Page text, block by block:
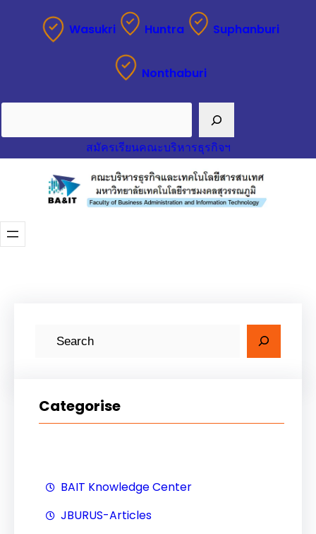
Wasukri Huntra Suphanburi
Nonthaburi
สมัครเรียนคณะบริหารธุรกิจฯ
Categorise
BAIT Knowledge Center
JBURUS-Articles